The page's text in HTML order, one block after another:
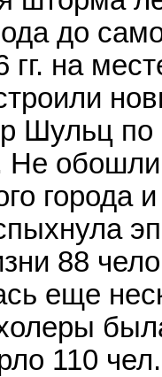
до
гг. на
Шульц
Не обошли
города
88
еще
110 чел.